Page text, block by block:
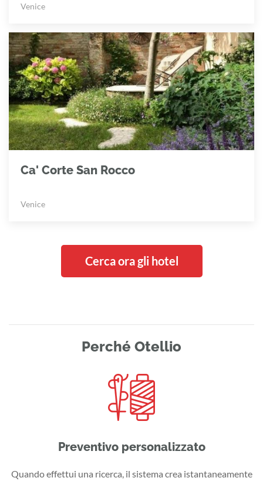
Venice
Ca' Corte San Rocco
Venice
Cerca ora gli hotel
Perché Otellio
Preventivo personalizzato
Quando effettui una ricerca, il sistema crea istantaneamente